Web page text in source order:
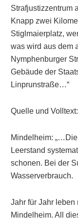
Strafjustizzentrum
Knapp zwei
Stiglmaierplatz,
was wird aus dem
Nymphenburger
Gebäude der
Linprunstraße…“
Quelle und
Mindelheim:
Leerstand
schonen. Bei der
Wasserverbrauch.
Jahr für Jahr
Mindelheim. All